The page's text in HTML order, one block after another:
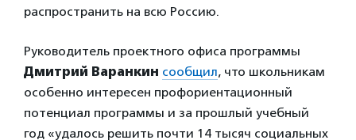
распространить на всю Россию.
Руководитель проектного офиса программы
Дмитрий Варанкин сообщил, что школьникам
особенно интересен профориентационный
потенциал программы и за прошлый учебный
год «удалось решить почти 14 тысяч социальных